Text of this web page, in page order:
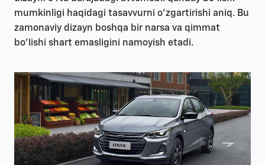
mumkinligi haqidagi tasavvurni o’zgartirishi aniq. Bu
zamonaviy dizayn boshqa bir narsa va qimmat
bo'lishi shart emasligini namoyish etadi.